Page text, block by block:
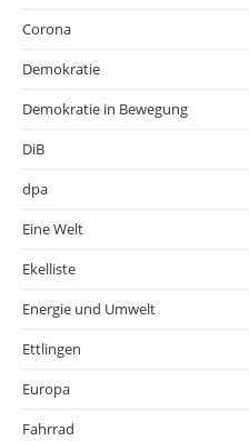
Corona
Demokratie
Demokratie in Bewegung
DiB
dpa
Eine Welt
Ekelliste
Energie und Umwelt
Ettlingen
Europa
Fahrrad